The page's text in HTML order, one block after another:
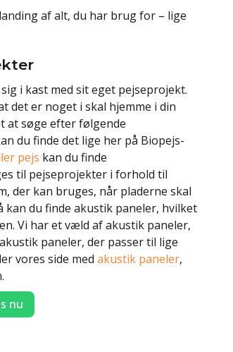
af alt, du har brug for – lige
i kast med sit eget pejseprojekt.
det er noget i skal hjemme i din
at søge efter følgende
du finde det lige her på Biopejs-
pejs kan du finde
til pejseprojekter i forhold til
der kan bruges, når pladerne skal
kan du finde akustik paneler, hvilket
Vi har et væld af akustik paneler,
paneler, der passer til lige
vores side med akustik paneler,
nu